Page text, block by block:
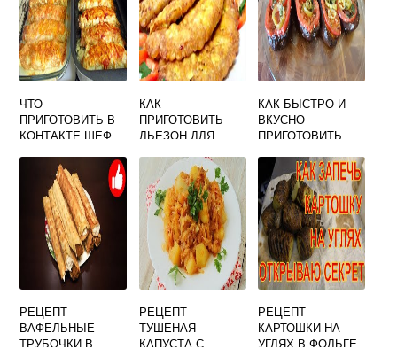
ЧТО
ПРИГОТОВИТЬ В
КОНТАКТЕ ШЕФ
КАК
ПРИГОТОВИТЬ
ЛЬЕЗОН ДЛЯ
КАК БЫСТРО И
ВКУСНО
ПРИГОТОВИТЬ
МИКРОВОЛНОВКЕ
РЕЦЕПТ
ВАФЕЛЬНЫЕ
ТРУБОЧКИ В
РЕЦЕПТ
ТУШЕНАЯ
КАПУСТА С
РЕЦЕПТ
КАРТОШКИ НА
УГЛЯХ В ФОЛЬГЕ